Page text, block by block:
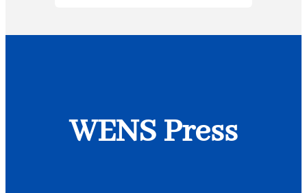
WENS Press